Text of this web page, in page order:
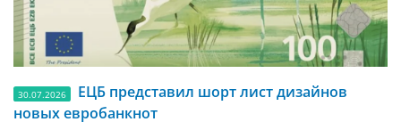
30.07.2026
ЕЦБ представил шорт лист дизайнов
новых евробанкнот